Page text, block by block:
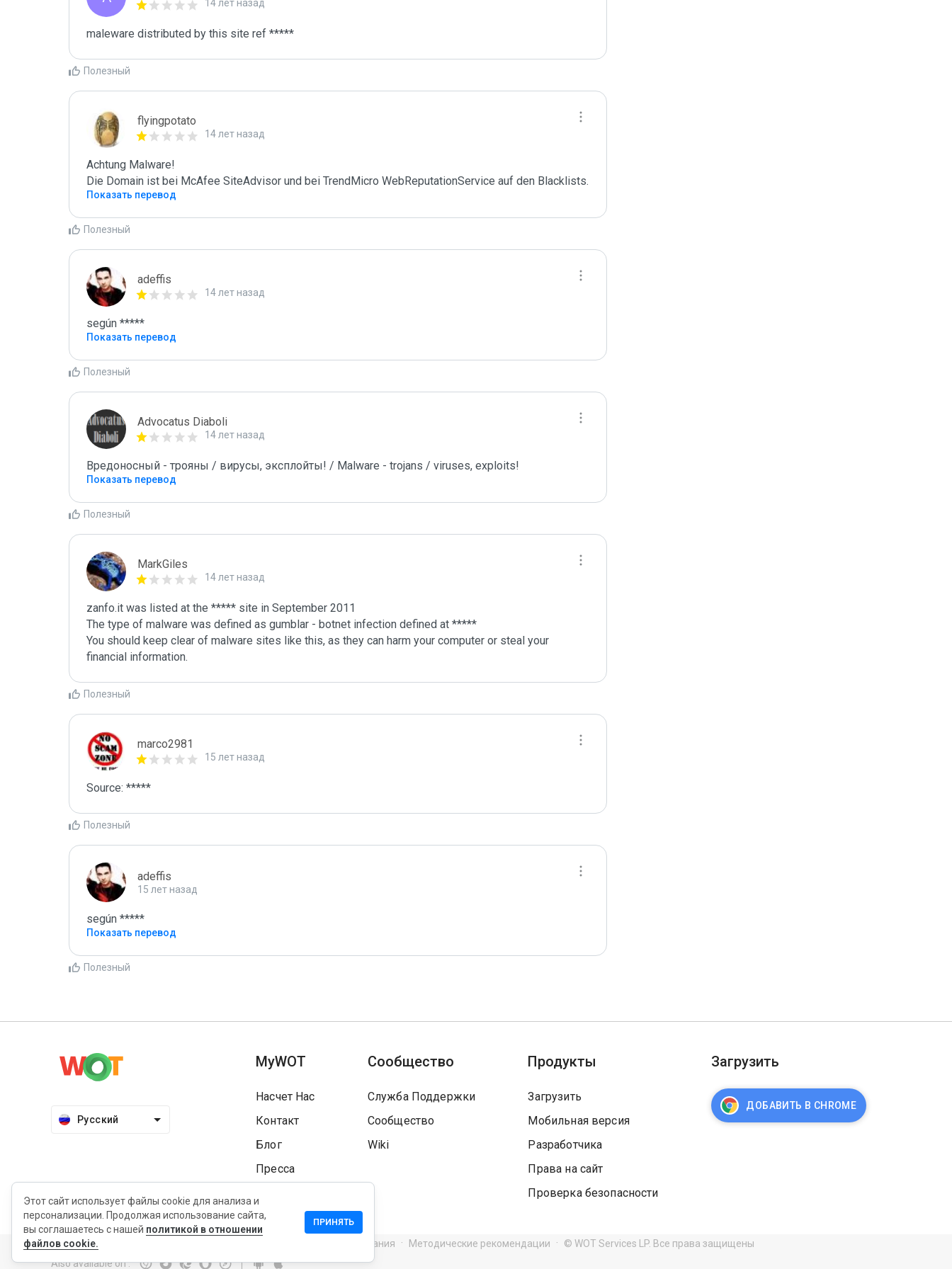
14 лет назад
maleware distributed by this site ref *****
Полезный
flyingpotato
14 лет назад
Achtung Malware!
Die Domain ist bei McAfee SiteAdvisor und bei TrendMicro WebReputationService auf den Blacklists.
Показать перевод
Полезный
adeffis
14 лет назад
según *****
Показать перевод
Полезный
Advocatus Diaboli
14 лет назад
Вредоносный - трояны / вирусы, эксплойты! / Malware - trojans / viruses, exploits!
Показать перевод
Полезный
MarkGiles
14 лет назад
zanfo.it was listed at the ***** site in September 2011
The type of malware was defined as gumblar - botnet infection defined at *****
You should keep clear of malware sites like this, as they can harm your computer or steal your
Полезный
marco2981
15 лет назад
Source: *****
Полезный
adeffis
15 лет назад
según *****
Показать перевод
Полезный
Русский
MyWOT
Насчет Нас
Контакт
Блог
Пресса
Сообщество
Служба Поддержки
Сообщество
Wiki
Продукты
Загрузить
Мобильная версия
Разработчика
Права на сайт
Проверка безопасности
Загрузить
ДОБАВИТЬ В CHROME
Конфиденциальность Условия использования Методические рекомендации
© WOT Services LP. Все права защищены
Also available on:
Этот сайт использует файлы cookie для анализа и
персонализации. Продолжая использование сайта,
вы соглашаетесь с нашей политикой в отношении
файлов cookie.
ПРИНЯТЬ